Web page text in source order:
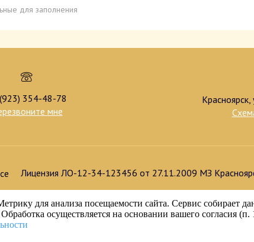
для заполнения
354-48-78
мне
Лицензия ЛО-12-34-123456 от 27.11.2009 МЗ
для анализа посещаемости сайта. Сервис собирает
осуществляется на основании вашего согласия